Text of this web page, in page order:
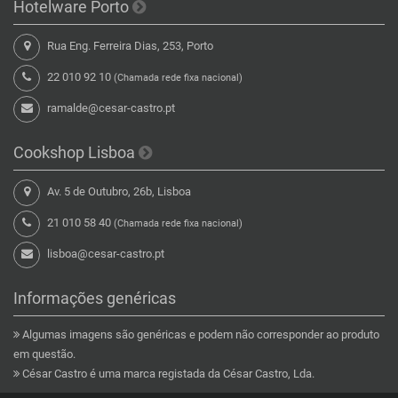
Hotelware Porto
Rua Eng. Ferreira Dias, 253, Porto
22 010 92 10 (Chamada rede fixa nacional)
ramalde@cesar-castro.pt
Cookshop Lisboa
Av. 5 de Outubro, 26b, Lisboa
21 010 58 40 (Chamada rede fixa nacional)
lisboa@cesar-castro.pt
Informações genéricas
Algumas imagens são genéricas e podem não corresponder ao produto
em questão.
César Castro é uma marca registada da César Castro, Lda.